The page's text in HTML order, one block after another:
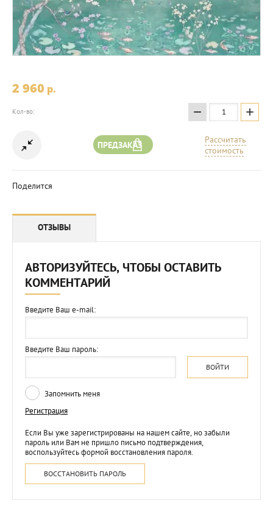
2 960 p.
Кол-во: − +
ПРЕДЗАКАЗ
Рассчитать
стоимость
Поделится
ОТЗЫВЫ
АВТОРИЗУЙТЕСЬ, ЧТОБЫ ОСТАВИТЬ
КОММЕНТАРИЙ
Введите Ваш e-mail:
Введите Ваш пароль:
ВОЙТИ
Запомнить меня
Регистрация
Если Вы уже зарегистрированы на нашем сайте, но забыли
пароль или Вам не пришло письмо подтверждения,
воспользуйтесь формой восстановления пароля.
ВОССТАНОВИТЬ ПАРОЛЬ